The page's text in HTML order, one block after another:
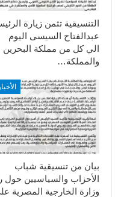
التنسيقية تثمن زيارة
عبدالفتاح السيسى اليوم
الي كل من مملكة البحرين
والمملكة…
الأخبار
بيان من تنسيقية شباب
الأحزاب والسياسيين حول
وزارة الخارجية المصرية